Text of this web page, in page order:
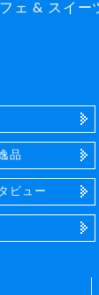
ェ & スイー
品
ビュー